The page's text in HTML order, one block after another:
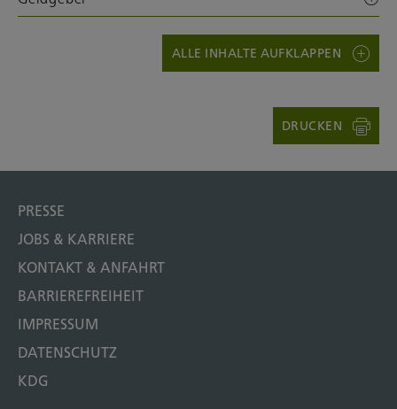
ALLE INHALTE AUFKLAPPEN
DRUCKEN
PRESSE
JOBS & KARRIERE
KONTAKT & ANFAHRT
BARRIEREFREIHEIT
IMPRESSUM
DATENSCHUTZ
KDG